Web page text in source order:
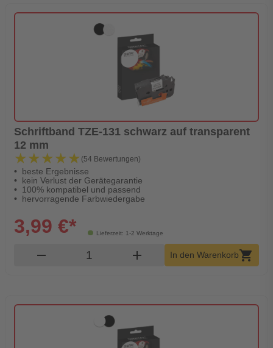
Schriftband TZE-131 schwarz auf transparent
12 mm
★★★★★
★★★★★ (54 Bewertungen)
beste Ergebnisse
kein Verlust der Gerätegarantie
100% kompatibel und passend
hervorragende Farbwiedergabe
Lieferzeit: 1-2 Werktage
3,99 €*
remove Produkt Warenkorb Menge
add In den Warenkorbshopping_cart